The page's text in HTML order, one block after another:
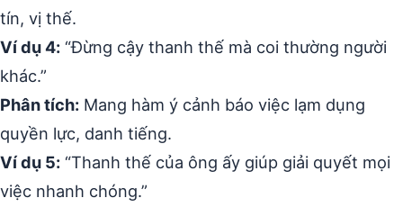
tín, vị thế.
Ví dụ 4: “Đừng cậy thanh thế mà coi thường người
khác.”
Phân tích: Mang hàm ý cảnh báo việc lạm dụng
quyền lực, danh tiếng.
Ví dụ 5: “Thanh thế của ông ấy giúp giải quyết mọi
việc nhanh chóng.”